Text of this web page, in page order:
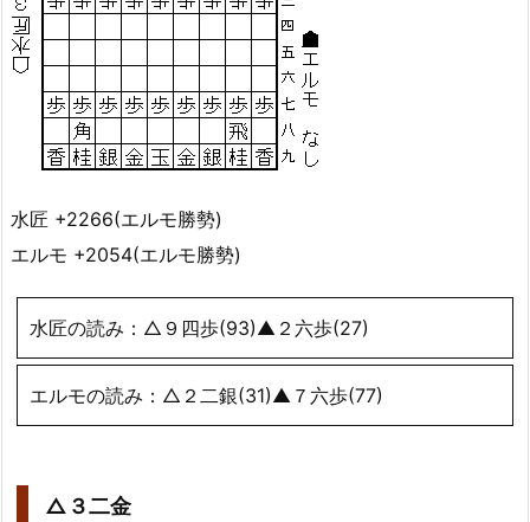
水匠 +2266(エルモ勝勢)
エルモ +2054(エルモ勝勢)
水匠の読み：△９四歩(93)▲２六歩(27)
エルモの読み：△２二銀(31)▲７六歩(77)
△３二金